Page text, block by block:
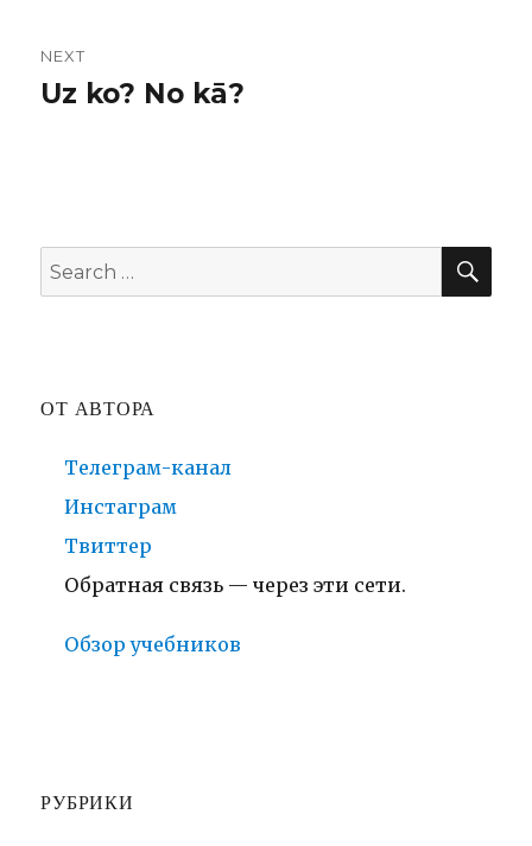
NEXT
Next
Uz ko? No kā?
Search
for:
ОТ АВТОРА
Телеграм-канал
Инстаграм
Твиттер
Обратная связь — через эти сети.
Обзор учебников
РУБРИКИ